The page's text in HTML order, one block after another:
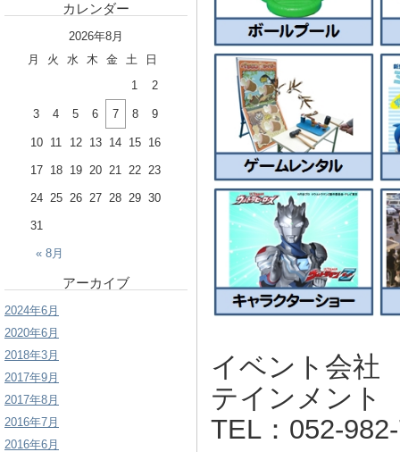
イベント会社
テインメント
TEL：052-
カレンダー
2026年8月
月
火 水 木 金 土 日
« 8月
1 2
3 4 5 6 7 8 9
10 11 12 13 14 15 16
17 18 19 20 21 22 23
24 25 26 27 28 29 30
31
アーカイブ
2024年6月
2020年6月
2018年3月
2017年9月
2017年8月
2016年7月
2016年6月